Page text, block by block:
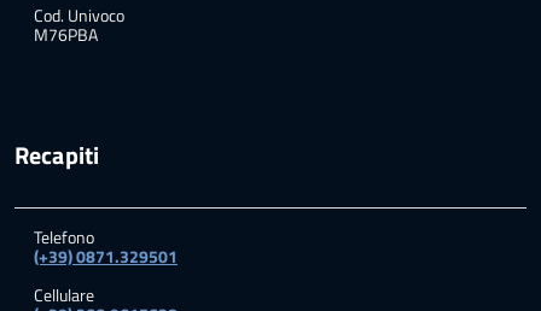
Cod. Univoco
M76PBA
Recapiti
Telefono
(+39) 0871.329501
Cellulare